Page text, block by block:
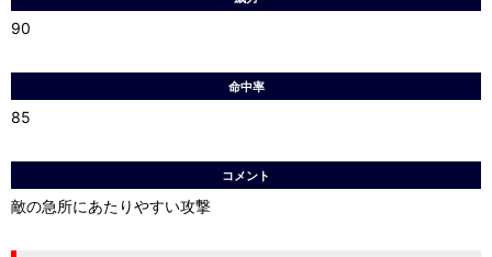
90
命中率
85
コメント
敵の急所にあたりやすい攻撃